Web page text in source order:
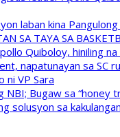
laban kina
SA TAYA SA
Quiboloy, hiniling na
napatunayan sa SC
ni VP Sara
Bugaw sa “honey
solusyon sa